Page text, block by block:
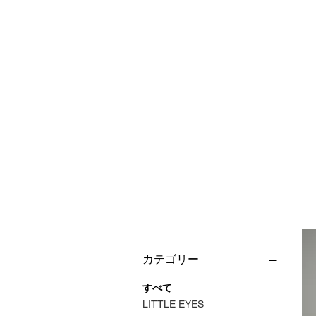
カテゴリー
すべて
LITTLE EYES